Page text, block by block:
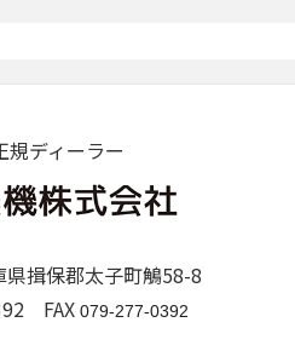
ディーラー
揖保郡太子町鵤58-8
FAX 079-277-0392